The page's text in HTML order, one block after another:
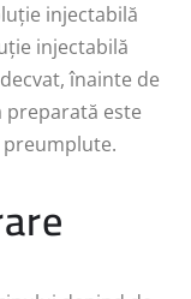
injectabilă
injectabilă
înainte de
preparată este